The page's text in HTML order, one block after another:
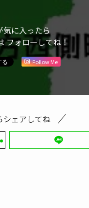
気に入ったら
フォローしてね！
Follow Me
シェアしてね